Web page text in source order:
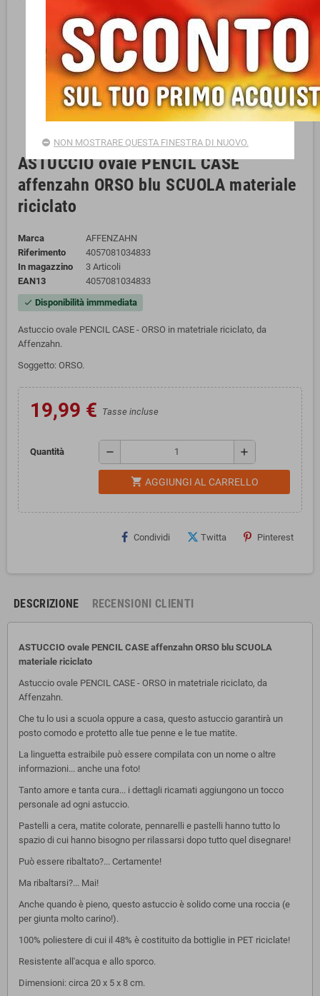
ASTUCCIO ovale PENCIL CASE
affenzahn ORSO blu SCUOLA materiale
riciclato
Marca
AFFENZAHN
Riferimento
4057081034833
In magazzino
3 Articoli
EAN13
4057081034833
check Disponibilità immmediata
Astuccio ovale PENCIL CASE - ORSO in matetriale riciclato, da
Affenzahn.
Soggetto: ORSO.
19,99 € Tasse incluse
Quantità remove add
shopping_cart AGGIUNGI AL CARRELLO
Condividi Twitta Pinterest
DESCRIZIONE RECENSIONI CLIENTI
ASTUCCIO ovale PENCIL CASE affenzahn ORSO blu SCUOLA
materiale riciclato
Astuccio ovale PENCIL CASE - ORSO in matetriale riciclato, da
Affenzahn.
Che tu lo usi a scuola oppure a casa, questo astuccio garantirà un
posto comodo e protetto alle tue penne e le tue matite.
La linguetta estraibile può essere compilata con un nome o altre
informazioni... anche una foto!
Tanto amore e tanta cura... i dettagli ricamati aggiungono un tocco
personale ad ogni astuccio.
Pastelli a cera, matite colorate, pennarelli e pastelli hanno tutto lo
spazio di cui hanno bisogno per rilassarsi dopo tutto quel disegnare!
Può essere ribaltato?... Certamente!
Ma ribaltarsi?... Mai!
Anche quando è pieno, questo astuccio è solido come una roccia (e
per giunta molto carino!).
100% poliestere di cui il 48% è costituito da bottiglie in PET riciclate!
Resistente all'acqua e allo sporco.
Dimensioni: circa 20 x 5 x 8 cm.
NON MOSTRARE QUESTA FINESTRA DI NUOVO.